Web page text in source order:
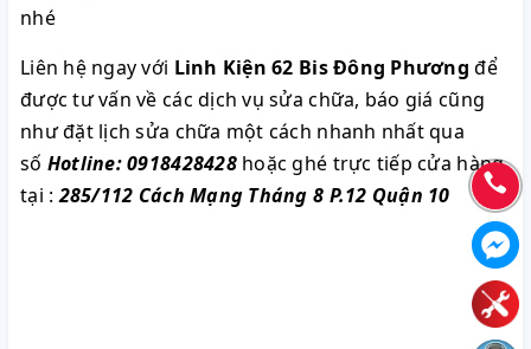
nhé
Liên hệ ngay với Linh Kiện 62 Bis Đông Phương để
được tư vấn về các dịch vụ sửa chữa, báo giá cũng
như đặt lịch sửa chữa một cách nhanh nhất qua
số Hotline: 0918428428hoặc ghé trực tiếp cửa hàng
tại :285/112 Cách Mạng Tháng 8 P.12 Quận 10